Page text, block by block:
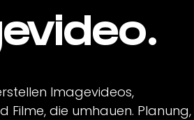
Imagevideos,
Filme, die umhauen. Planung,